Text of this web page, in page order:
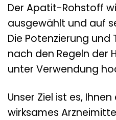
Der Apatit-Rohstoff
ausgewählt und auf
Die Potenzierung
nach den Regeln der
unter Verwendung
Unser Ziel ist es,
wirksames